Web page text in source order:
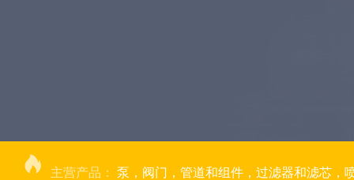
主营产品： 泵，阀门，管道和组件，过滤器和滤芯，